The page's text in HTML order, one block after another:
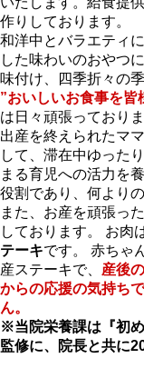
作りしております。
和洋中とバラエティ
した味わいのおやつ
味付け、四季折々の
”おいしいお食事を皆
は日々頑張っておりま
出産を終えられたマ
して、滞在中ゆった
まる育児への活力を
役割であり、何よりの
また、お産を頑張っ
しております。 お肉
テーキです。 赤ちゃ
産ステーキで、 産後
からの応援の気持ち
ん。
※当院栄養課は『初
監修に、院長と共に